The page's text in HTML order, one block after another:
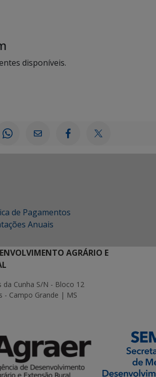
disponíveis.
de Pagamentos
Anuais
AGRÁRIO E
da Cunha S/N - Bloco 12
- Campo Grande | MS